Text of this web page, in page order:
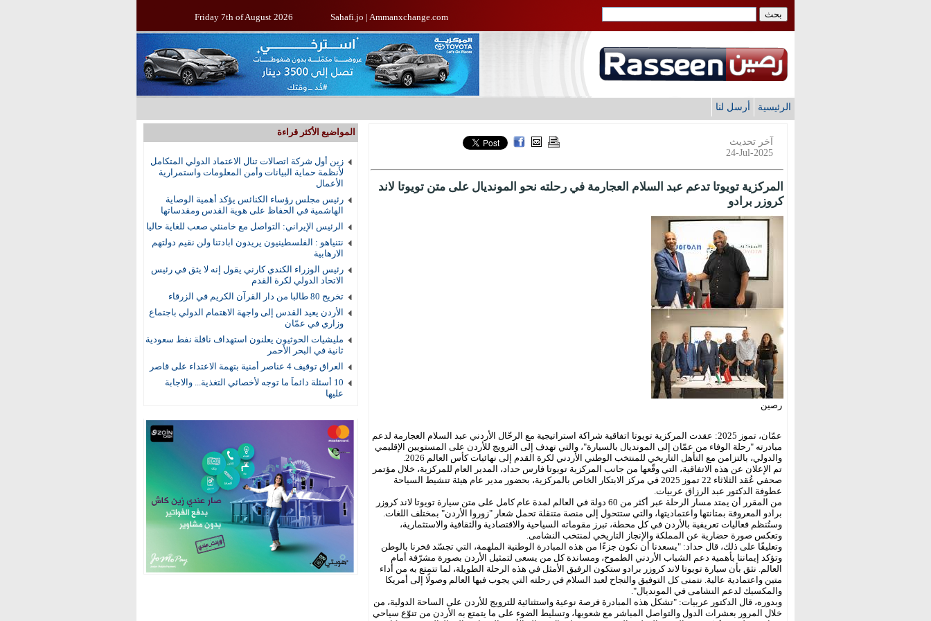
Friday 7th of August 2026 Sahafi.jo | Ammanxchange.com
الرئيسية أرسل لنا
المواضيع الأكثر قراءة
زين أول شركة اتصالات تنال الاعتماد الدولي المتكامل
لأنظمة حماية البيانات وأمن المعلومات واستمرارية
الأعمال
رئيس مجلس رؤساء الكنائس يؤكد أهمية الوصاية
الهاشمية في الحفاظ على هوية القدس ومقدساتها
الرئيس الإيراني: التواصل مع خامنئي صعب للغاية حاليا
نتنياهو : الفلسطينيون يريدون ابادتنا ولن نقيم دولتهم
الارهابية
رئيس الوزراء الكندي كارني يقول إنه لا يثق في رئيس
الاتحاد الدولي لكرة القدم
تخريج 80 طالبا من دار القرآن الكريم في الزرقاء
الأردن يعيد القدس إلى واجهة الاهتمام الدولي باجتماع
وزاري في عمّان
مليشيات الحوثيون يعلنون استهداف ناقلة نفط سعودية
ثانية في البحر الأحمر
العراق توقيف 4 عناصر أمنية بتهمة الاعتداء على قاصر
10 أسئلة دائماً ما توجه لأخصائي التغذية... والاجابة
عليها
آخر تحديث
24-Jul-2025
المركزية تويوتا تدعم عبد السلام العجارمة في رحلته نحو المونديال على متن تويوتا لاند
كروزر برادو
رصين
عمّان، تموز 2025: عقدت المركزية تويوتا اتفاقية شراكة استراتيجية مع الرحّال الأردني عبد السلام العجارمة لدعم
مبادرته "رحلة الوفاء من عمّان إلى المونديال بالسيارة"، والتي تهدف إلى الترويج للأردن على المستويين الإقليمي
والدولي، بالتزامن مع التأهل التاريخي للمنتخب الوطني الأردني لكرة القدم إلى نهائيات كأس العالم 2026.
تم الإعلان عن هذه الاتفاقية، التي وقّعها من جانب المركزية تويوتا فارس حداد، المدير العام للمركزية، خلال مؤتمر
صحفي عُقد الثلاثاء 22 تموز 2025 في مركز الابتكار الخاص بالمركزية، بحضور مدير عام هيئة تنشيط السياحة
عطوفة الدكتور عبد الرزاق عربيات.
من المقرر أن يمتد مسار الرحلة عبر أكثر من 60 دولة في العالم لمدة عام كامل على متن سيارة تويوتا لاند كروزر
برادو المعروفة بمتانتها واعتماديتها، والتي ستتحول إلى منصة متنقلة تحمل شعار "زوروا الأردن" بمختلف اللغات.
وستُنظم فعاليات تعريفية بالأردن في كل محطة، تبرز مقوماته السياحية والاقتصادية والثقافية والاستثمارية،
وتعكس صورة حضارية عن المملكة والإنجاز التاريخي لمنتخب النشامى.
وتعليقًا على ذلك، قال حداد: "يسعدنا أن نكون جزءًا من هذه المبادرة الوطنية الملهمة، التي تجسّد فخرنا بالوطن
وتؤكد إيماننا بأهمية دعم الشباب الأردني الطموح، ومساندة كل من يسعى لتمثيل الأردن بصورة مشرّفة أمام
العالم. نثق بأن سيارة تويوتا لاند كروزر برادو ستكون الرفيق الأمثل في هذه الرحلة الطويلة، لما تتمتع به من أداء
متين واعتمادية عالية. نتمنى كل التوفيق والنجاح لعبد السلام في رحلته التي يجوب فيها العالم وصولًا إلى أمريكا
والمكسيك لدعم النشامى في المونديال".
وبدوره، قال الدكتور عربيات: "تشكل هذه المبادرة فرصة نوعية واستثنائية للترويج للأردن على الساحة الدولية، من
خلال المرور بعشرات الدول والتواصل المباشر مع شعوبها، وتسليط الضوء على ما يتمتع به الأردن من تنوّع سياحي